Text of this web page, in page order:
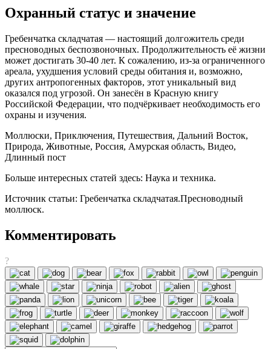
Охранный статус и значение
Гребенчатка складчатая — настоящий долгожитель среди
пресноводных беспозвоночных. Продолжительность её жизни
может достигать 30-40 лет. К сожалению, из-за ограниченного
ареала, ухудшения условий среды обитания и, возможно,
других антропогенных факторов, этот уникальный вид
оказался под угрозой. Он занесён в Красную книгу
Российской Федерации, что подчёркивает необходимость его
охраны и изучения.
Моллюски, Приключения, Путешествия, Дальний Восток,
Природа, Животные, Россия, Амурская область, Видео,
Длинный пост
Больше интересных статей здесь: Наука и техника.
Источник статьи: Гребенчатка складчатая.Пресноводный
моллюск.
Комментировать
?